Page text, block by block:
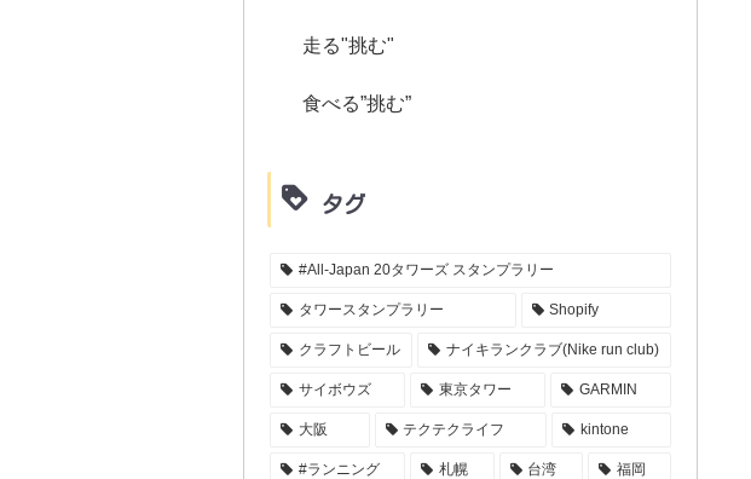
走る"挑む"
食べる”挑む”
タグ
#All-Japan 20タワーズ スタンプラリー
タワースタンプラリー Shopify
クラフトビール ナイキランクラブ(Nike run club)
サイボウズ 東京タワー GARMIN
大阪 テクテクライフ kintone
#ランニング 札幌 台湾 福岡